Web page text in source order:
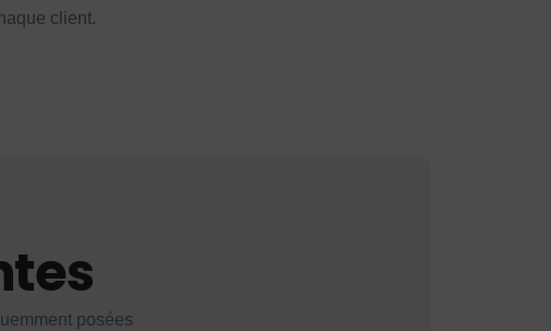
client.
posées